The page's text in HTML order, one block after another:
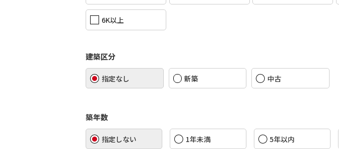
6K以上
建築区分
指定なし 新築 中古
築年数
指定しない 1年未満 5年以内